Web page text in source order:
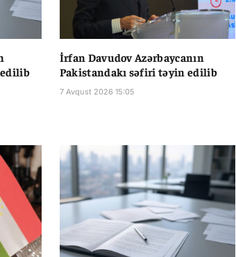
İrfan Davudov Azərbaycanın
Pakistandakı səfiri təyin edilib
7 Avqust 2026 15:05